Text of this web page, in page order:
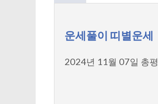
운세풀이 띠별운세
2024년 11월 07일 총평